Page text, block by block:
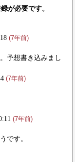
が必要です。
(7年前)
予想書き込みまし
(7年前)
(7年前)
です。